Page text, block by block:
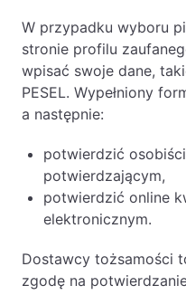
W przypadku wyboru
stronie profilu
wpisać swoje dane,
PESEL. Wypełniony
a następnie:
potwierdzić
potwierdzającym,
potwierdzić online
elektronicznym.
Dostawcy tożsamości
zgodę na